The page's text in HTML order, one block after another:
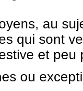
au
qui sont
et peu
ou